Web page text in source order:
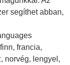
segíthet abban,
francia,
norvég, lengyel,